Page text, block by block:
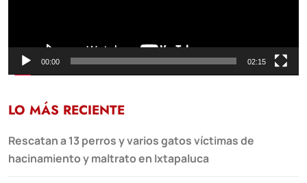
00:00 02:15
LO MÁS RECIENTE
Rescatan a 13 perros y varios gatos víctimas de
hacinamiento y maltrato en Ixtapaluca